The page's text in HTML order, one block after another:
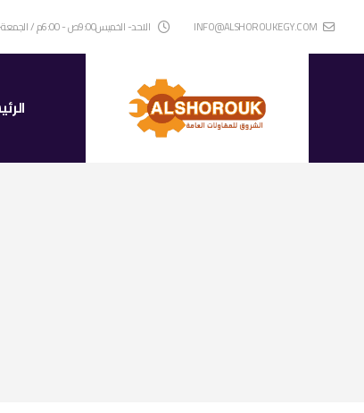
INFO@ALSHOROUKEGY.COM الاحد- الخميس9:00ص - 6:00م / الجمعة- مغلق